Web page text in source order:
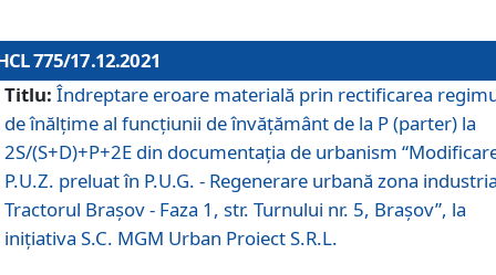
775/17.12.2021
Titlu: Îndreptare eroare materială prin rectificarea
de înălţime al funcţiunii de învăţământ de la P (parter) la
2S/(S+D)+P+2E din documentaţia de urbanism
P.U.Z. preluat în P.U.G. - Regenerare urbană zona
Tractorul Braşov - Faza 1, str. Turnului nr. 5, Braşov”, la
iniţiativa S.C. MGM Urban Proiect S.R.L.